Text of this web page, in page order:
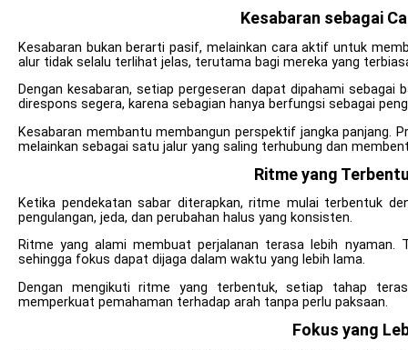
Kesabaran sebagai
Kesabaran bukan berarti pasif, melainkan cara aktif untuk
alur tidak selalu terlihat jelas, terutama bagi mereka yang
Dengan kesabaran, setiap pergeseran dapat dipahami sebagai
direspons segera, karena sebagian hanya berfungsi sebagai
Kesabaran membantu membangun perspektif jangka panjang.
melainkan sebagai satu jalur yang saling terhubung dan
Ritme yang
Ketika pendekatan sabar diterapkan, ritme mulai terbentuk
pengulangan, jeda, dan perubahan halus yang konsisten.
Ritme yang alami membuat perjalanan terasa lebih
sehingga fokus dapat dijaga dalam waktu yang lebih lama.
Dengan mengikuti ritme yang terbentuk, setiap tahap
memperkuat pemahaman terhadap arah tanpa perlu paksaan.
Fokus yang